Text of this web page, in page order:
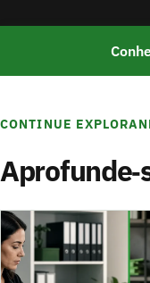
CONTINUE